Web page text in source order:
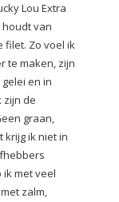
Lou Extra
houdt van
filet. Zo voel ik
te maken, zijn
en in
zijn de
graan,
krijg ik niet in
met veel
zalm,